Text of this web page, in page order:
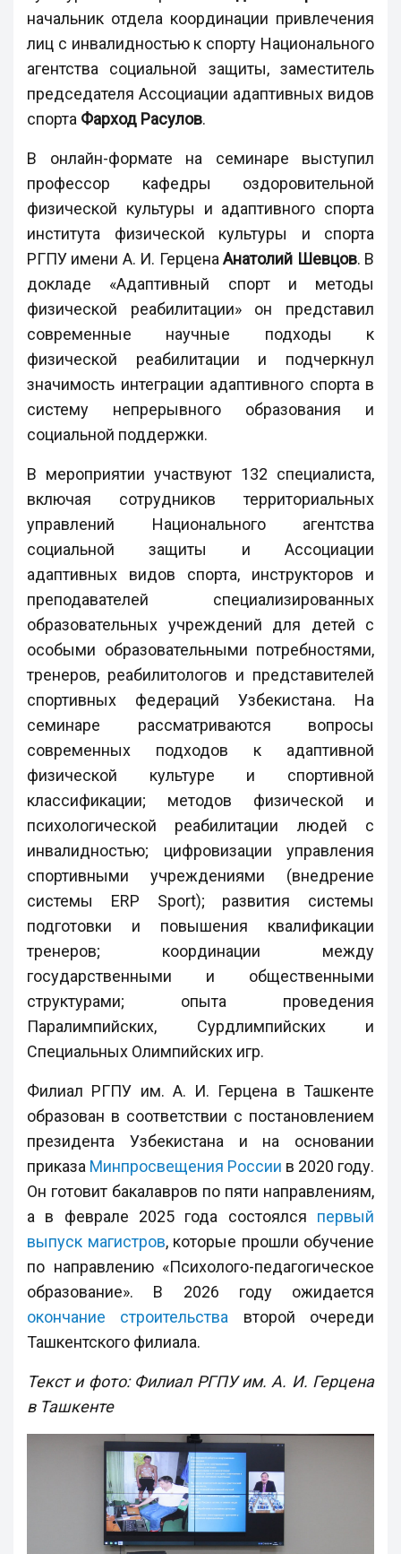
начальник отдела координации привлечения
лиц с инвалидностью к спорту Национального
агентства социальной защиты, заместитель
председателя Ассоциации адаптивных видов
спорта Фарход Расулов.
В онлайн-формате на семинаре выступил
профессор кафедры оздоровительной
физической культуры и адаптивного спорта
института физической культуры и спорта
РГПУ имени А. И. ГерценаАнатолий Шевцов. В
докладе «Адаптивный спорт и методы
физической реабилитации» он представил
современные научные подходы к
физической реабилитации и подчеркнул
значимость интеграции адаптивного спорта в
систему непрерывного образования и
социальной поддержки.
В мероприятии участвуют 132 специалиста,
включая сотрудников территориальных
управлений Национального агентства
социальной защиты и Ассоциации
адаптивных видов спорта, инструкторов и
преподавателей специализированных
образовательных учреждений для детей с
особыми образовательными потребностями,
тренеров, реабилитологов и представителей
спортивных федераций Узбекистана. На
семинаре рассматриваются вопросы
современных подходов к адаптивной
физической культуре и спортивной
классификации; методов физической и
психологической реабилитации людей с
инвалидностью; цифровизации управления
спортивными учреждениями (внедрение
системы ERP Sport); развития системы
подготовки и повышения квалификации
тренеров; координации между
государственными и общественными
структурами; опыта проведения
Паралимпийских, Сурдлимпийских и
Специальных Олимпийских игр.
Филиал РГПУ им. А. И. Герцена в Ташкенте
образован в соответствии с постановлением
президента Узбекистана и на основании
приказа Минпросвещения России в 2020 году.
Он готовит бакалавров по пяти направлениям,
а в феврале 2025 года состоялся первый
выпуск магистров, которые прошли обучение
по направлению «Психолого-педагогическое
образование». В 2026 году ожидается
окончание строительства второй очереди
Ташкентского филиала.
Текст и фото: Филиал РГПУ им. А. И. Герцена
в Ташкенте